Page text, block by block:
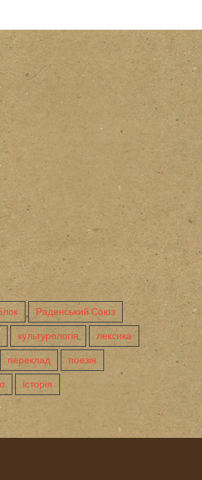
Радянський Союз
культурологія лексика
переклад поезія
історія